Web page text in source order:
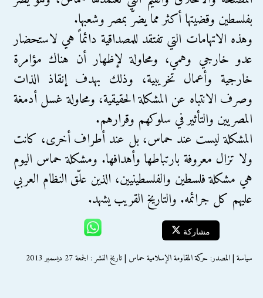
بفلسطين وقضيتها أكثر مما يضرّ بمصر وشعبها.
وهذه الاتهامات التي تفتقد للمصداقية دائماً هي لاستحضار
عدو خارجي وهمي، ومحاولة لإظهار أن هناك مؤامرة
خارجية وأعمال تخريبية، وذلك بهدف إنقاذ الذات
وصرف الانتباه عن المشكلة الحقيقية، ومحاولة غسل أدمغة
المصريين والتأثير في سلوكهم وقرارهم.
المشكلة ليست عند حماس، بل عند أطراف أخرى، كانت
ولا تزال معروفة بارتباطها وأهدافها. ومشكلة حماس اليوم
هي مشكلة فلسطين والفلسطينيين، الذين علّق النظام العربي
عليهم كل جرائمه. والتاريخ القريب يشهد.
مشاركة
سياسة | المصدر: حركة المقاومة الإسلامية حماس | تاريخ النشر : الجمعة 27 ديسمبر 2013